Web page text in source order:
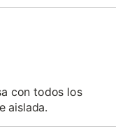
con todos los
aislada.